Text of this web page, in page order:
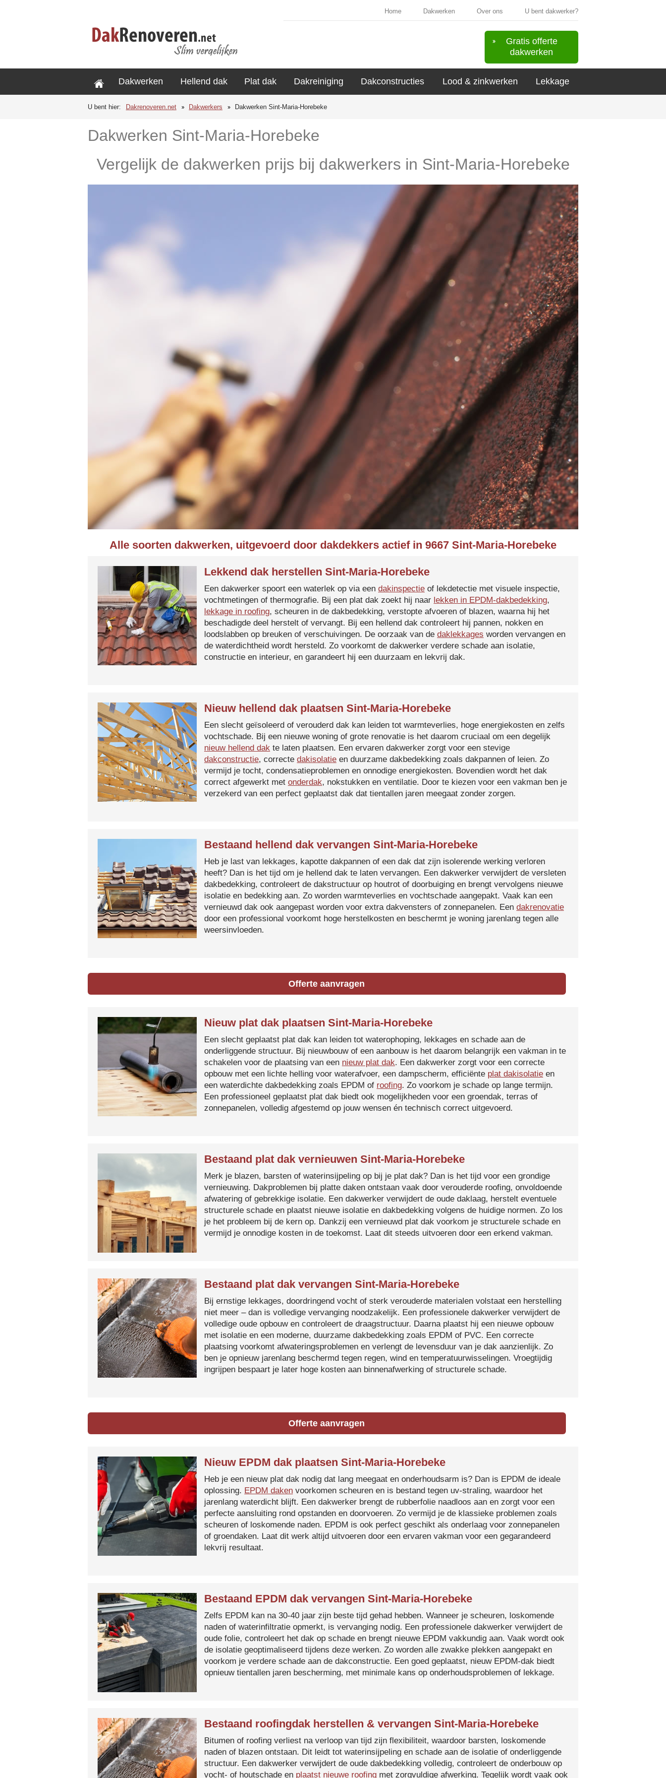
Home Dakwerken Over ons U bent dakwerker?
Gratis offerte
dakwerken
Dakwerken Hellend dak Plat dak Dakreiniging Dakconstructies Lood & zinkwerken Lekkage
U bent hier: Dakrenoveren.net Dakwerkers Dakwerken Sint-Maria-Horebeke
Dakwerken Sint-Maria-Horebeke
Vergelijk de dakwerken prijs bij dakwerkers in Sint-Maria-Horebeke
Alle soorten dakwerken, uitgevoerd door dakdekkers actief in 9667 Sint-Maria-Horebeke
Lekkend dak herstellen Sint-Maria-Horebeke
Een dakwerker spoort een waterlek op via een dakinspectie of lekdetectie met visuele inspectie,
vochtmetingen of thermografie. Bij een plat dak zoekt hij naar lekken in EPDM-dakbedekking,
lekkage in roofing, scheuren in de dakbedekking, verstopte afvoeren of blazen, waarna hij het
beschadigde deel herstelt of vervangt. Bij een hellend dak controleert hij pannen, nokken en
loodslabben op breuken of verschuivingen. De oorzaak van de daklekkages worden vervangen en
de waterdichtheid wordt hersteld. Zo voorkomt de dakwerker verdere schade aan isolatie,
constructie en interieur, en garandeert hij een duurzaam en lekvrij dak.
Nieuw hellend dak plaatsen Sint-Maria-Horebeke
Een slecht geïsoleerd of verouderd dak kan leiden tot warmteverlies, hoge energiekosten en zelfs
vochtschade. Bij een nieuwe woning of grote renovatie is het daarom cruciaal om een degelijk
nieuw hellend dak te laten plaatsen. Een ervaren dakwerker zorgt voor een stevige
dakconstructie, correcte dakisolatie en duurzame dakbedekking zoals dakpannen of leien. Zo
vermijd je tocht, condensatieproblemen en onnodige energiekosten. Bovendien wordt het dak
correct afgewerkt met onderdak, nokstukken en ventilatie. Door te kiezen voor een vakman ben je
verzekerd van een perfect geplaatst dak dat tientallen jaren meegaat zonder zorgen.
Bestaand hellend dak vervangen Sint-Maria-Horebeke
Heb je last van lekkages, kapotte dakpannen of een dak dat zijn isolerende werking verloren
heeft? Dan is het tijd om je hellend dak te laten vervangen. Een dakwerker verwijdert de versleten
dakbedekking, controleert de dakstructuur op houtrot of doorbuiging en brengt vervolgens nieuwe
isolatie en bedekking aan. Zo worden warmteverlies en vochtschade aangepakt. Vaak kan een
vernieuwd dak ook aangepast worden voor extra dakvensters of zonnepanelen. Een dakrenovatie
door een professional voorkomt hoge herstelkosten en beschermt je woning jarenlang tegen alle
weersinvloeden.
Offerte aanvragen
Nieuw plat dak plaatsen Sint-Maria-Horebeke
Een slecht geplaatst plat dak kan leiden tot waterophoping, lekkages en schade aan de
onderliggende structuur. Bij nieuwbouw of een aanbouw is het daarom belangrijk een vakman in te
schakelen voor de plaatsing van een nieuw plat dak. Een dakwerker zorgt voor een correcte
opbouw met een lichte helling voor waterafvoer, een dampscherm, efficiënte plat dakisolatie en
een waterdichte dakbedekking zoals EPDM of roofing. Zo voorkom je schade op lange termijn.
Een professioneel geplaatst plat dak biedt ook mogelijkheden voor een groendak, terras of
zonnepanelen, volledig afgestemd op jouw wensen én technisch correct uitgevoerd.
Bestaand plat dak vernieuwen Sint-Maria-Horebeke
Merk je blazen, barsten of waterinsijpeling op bij je plat dak? Dan is het tijd voor een grondige
vernieuwing. Dakproblemen bij platte daken ontstaan vaak door verouderde roofing, onvoldoende
afwatering of gebrekkige isolatie. Een dakwerker verwijdert de oude daklaag, herstelt eventuele
structurele schade en plaatst nieuwe isolatie en dakbedekking volgens de huidige normen. Zo los
je het probleem bij de kern op. Dankzij een vernieuwd plat dak voorkom je structurele schade en
vermijd je onnodige kosten in de toekomst. Laat dit steeds uitvoeren door een erkend vakman.
Bestaand plat dak vervangen Sint-Maria-Horebeke
Bij ernstige lekkages, doordringend vocht of sterk verouderde materialen volstaat een herstelling
niet meer – dan is volledige vervanging noodzakelijk. Een professionele dakwerker verwijdert de
volledige oude opbouw en controleert de draagstructuur. Daarna plaatst hij een nieuwe opbouw
met isolatie en een moderne, duurzame dakbedekking zoals EPDM of PVC. Een correcte
plaatsing voorkomt afwateringsproblemen en verlengt de levensduur van je dak aanzienlijk. Zo
ben je opnieuw jarenlang beschermd tegen regen, wind en temperatuurwisselingen. Vroegtijdig
ingrijpen bespaart je later hoge kosten aan binnenafwerking of structurele schade.
Offerte aanvragen
Nieuw EPDM dak plaatsen Sint-Maria-Horebeke
Heb je een nieuw plat dak nodig dat lang meegaat en onderhoudsarm is? Dan is EPDM de ideale
oplossing. EPDM daken voorkomen scheuren en is bestand tegen uv-straling, waardoor het
jarenlang waterdicht blijft. Een dakwerker brengt de rubberfolie naadloos aan en zorgt voor een
perfecte aansluiting rond opstanden en doorvoeren. Zo vermijd je de klassieke problemen zoals
scheuren of loskomende naden. EPDM is ook perfect geschikt als onderlaag voor zonnepanelen
of groendaken. Laat dit werk altijd uitvoeren door een ervaren vakman voor een gegarandeerd
lekvrij resultaat.
Bestaand EPDM dak vervangen Sint-Maria-Horebeke
Zelfs EPDM kan na 30-40 jaar zijn beste tijd gehad hebben. Wanneer je scheuren, loskomende
naden of waterinfiltratie opmerkt, is vervanging nodig. Een professionele dakwerker verwijdert de
oude folie, controleert het dak op schade en brengt nieuwe EPDM vakkundig aan. Vaak wordt ook
de isolatie geoptimaliseerd tijdens deze werken. Zo worden alle zwakke plekken aangepakt en
voorkom je verdere schade aan de dakconstructie. Een goed geplaatst, nieuw EPDM-dak biedt
opnieuw tientallen jaren bescherming, met minimale kans op onderhoudsproblemen of lekkage.
Bestaand roofingdak herstellen & vervangen Sint-Maria-Horebeke
Bitumen of roofing verliest na verloop van tijd zijn flexibiliteit, waardoor barsten, loskomende
naden of blazen ontstaan. Dit leidt tot waterinsijpeling en schade aan de isolatie of onderliggende
structuur. Een dakwerker verwijdert de oude dakbedekking volledig, controleert de onderbouw op
vocht- of houtschade en plaatst nieuwe roofing met zorgvuldige afwerking. Tegelijk wordt vaak ook